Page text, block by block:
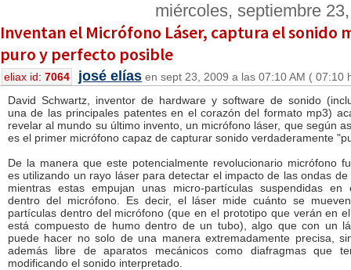
miércoles, septiembre
Inventan el Micrófono Láser, captura el sonido
puro y perfecto posible
eliax id: 7064 josé elías en sept 23, 2009 a las 07:10 AM ( 07:10
David Schwartz, inventor de hardware y software de sonido
una de las principales patentes en el corazón del formato mp3)
revelar al mundo su último invento, un micrófono láser, que según
es el primer micrófono capaz de capturar sonido verdaderamente
De la manera que este potencialmente revolucionario micrófono
es utilizando un rayo láser para detectar el impacto de las ondas de
mientras estas empujan unas micro-partículas suspendidas en
dentro del micrófono. Es decir, el láser mide cuánto se
partículas dentro del micrófono (que en el prototipo que verán en
está compuesto de humo dentro de un tubo), algo que con un
puede hacer no solo de una manera extremadamente precisa,
además libre de aparatos mecánicos como diafragmas que
modificando el sonido interpretado.